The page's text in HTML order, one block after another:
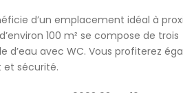
d’un emplacement idéal à
100 m² se compose de trois
d’eau avec WC. Vous profiterez
et sécurité.